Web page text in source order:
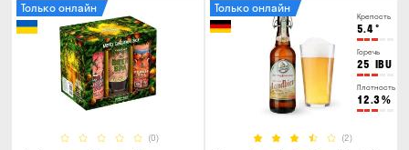
(0)
Только онлайн
Крепость
5.4°
Горечь
25 IBU
Плотность
12.3%
(2)
Только онлайн